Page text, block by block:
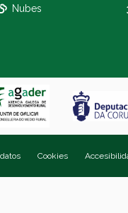
Nubes
Cookies